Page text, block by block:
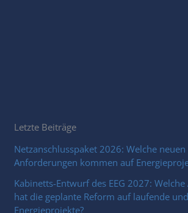
Letzte Beiträge
Netzanschlusspaket 2026: Welche
Anforderungen kommen auf
Kabinetts-Entwurf des EEG 2027:
hat die geplante Reform auf laufende
Energieprojekte?